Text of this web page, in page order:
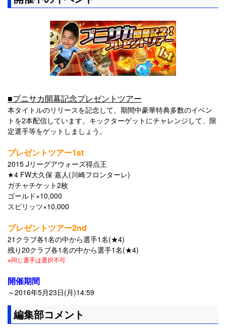
■プニサカ開幕記念プレゼントツアー
本タイトルのリリースを記念して、期間中豪華特典多数のイベン
トを2本配信しています。キックターゲットにチャレンジして、限
定選手等をゲットしましょう。
プレゼントツアー1st
2015 Jリーグアウォーズ得点王
★4 FW大久保 嘉人(川崎フロンターレ)
ガチャチケット2枚
ゴールド×10,000
スピリッツ×10,000
プレゼントツアー2nd
21クラブ各1名の中から選手1名(★4)
残り20クラブ各1名の中から選手1名(★4)
※同じ選手は選択不可
開催期間
～2016年5月23日(月)14:59
編集部コメント